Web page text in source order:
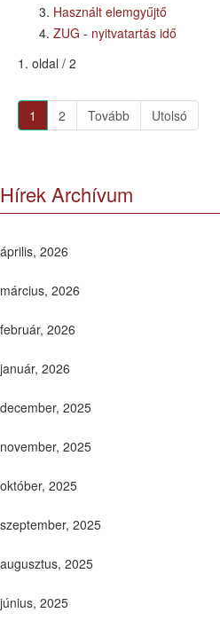
Használt elemgyűjtő
ZUG - nyitvatartás idő
1. oldal / 2
1 2 Tovább Utolsó
Hírek Archívum
április, 2026
március, 2026
február, 2026
január, 2026
december, 2025
november, 2025
október, 2025
szeptember, 2025
augusztus, 2025
június, 2025